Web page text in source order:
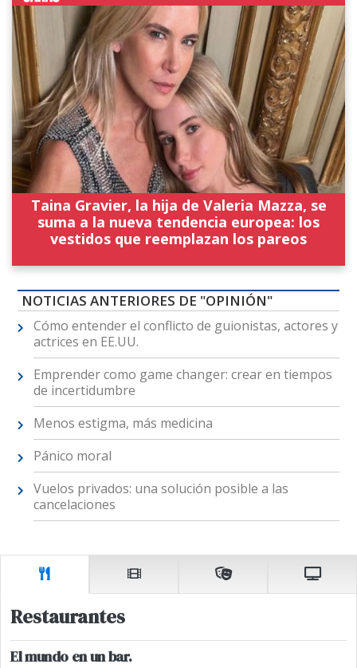
Taina Gravier, la hija de Valeria Mazza, se
suma a la nueva tendencia europea: los
vestidos que reemplazan los pareos
NOTICIAS ANTERIORES DE "OPINIÓN"
Cómo entender el conflicto de guionistas, actores y
actrices en EE.UU.
Emprender como game changer: crear en tiempos
de incertidumbre
Menos estigma, más medicina
Pánico moral
Vuelos privados: una solución posible a las
cancelaciones
Restaurantes
El mundo en un bar.